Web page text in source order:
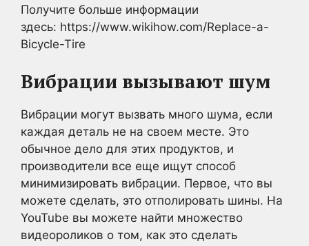
Получите больше информации
здесь: https://www.wikihow.com/Replace-a-
Bicycle-Tire
Вибрации вызывают шум
Вибрации могут вызвать много шума, если
каждая деталь не на своем месте. Это
обычное дело для этих продуктов, и
производители все еще ищут способ
минимизировать вибрации. Первое, что вы
можете сделать, это отполировать шины. На
YouTube вы можете найти множество
видеороликов о том, как это сделать